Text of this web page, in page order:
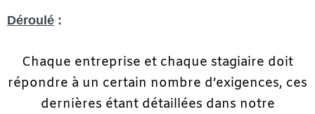
Déroulé :
Chaque entreprise et chaque stagiaire doit
répondre à un certain nombre d’exigences, ces
dernières étant détaillées dans notre